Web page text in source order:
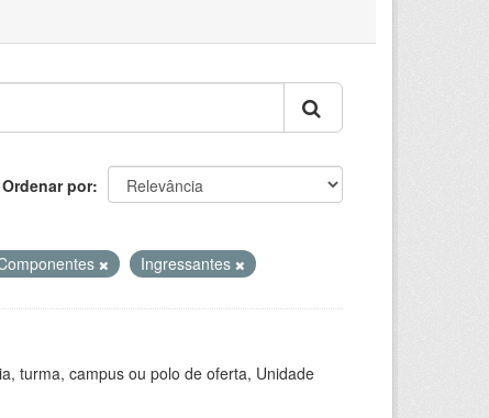
Ordenar por
Ingressantes
turma, campus ou polo de oferta, Unidade